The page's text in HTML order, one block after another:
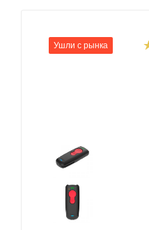
Ушли с рынка